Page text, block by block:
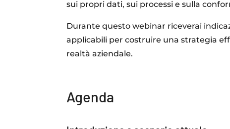
sui propri dati, sui processi e sulla
Durante questo webinar riceverai
applicabili per costruire una strategia
realtà aziendale.
Agenda